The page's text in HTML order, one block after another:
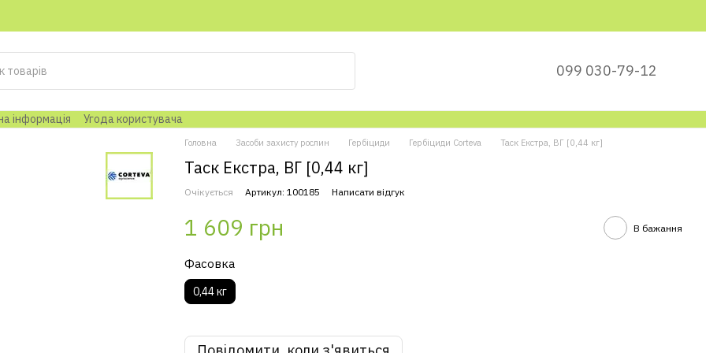
099 030-79-12
інформація Угода користувача
Головна Засоби захисту рослин Гербіциди Гербіциди Corteva Таск Екстра, ВГ [0,44 кг]
Таск Екстра, ВГ [0,44 кг]
Очікується Артикул: 100185 Написати відгук
1 609 грн В бажання
Фасовка
0,44 кг